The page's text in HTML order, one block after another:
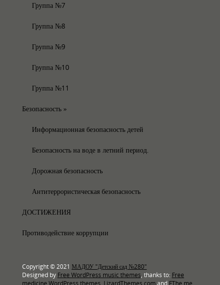
Группа №7
Группа №8
Группа №9
Группа №10
Группа №11
Безопасность»
Информационная безопасность детей
Безопасность на воде в летний период.
Дорожная безопасность
Антитеррористическая безопасность
ДОСТИЖЕНИЯ
Противодействие коррупции
Copyright © 2021 МАДОУ "Детский сад №280"
Designed by Free WordPress music themes, thanks to: Free
medicine WordPress themes LizardThemes.com and FThe.me